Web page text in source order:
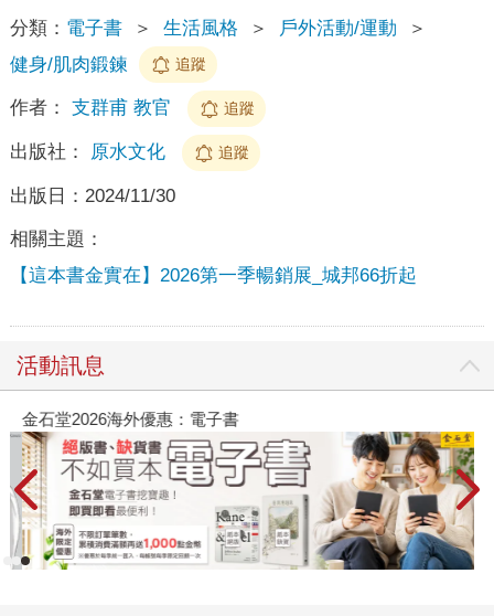
分類： 電子書 ＞ 生活風格 ＞ 戶外活動/運動
＞
健身/肌肉鍛鍊
追蹤
作者： 支群甫 教官 追蹤
出版社： 原水文化 追蹤
出版日： 2024/11/30
相關主題：
【這本書金實在】2026第一季暢銷展_城邦66折起
活動訊息
金石堂2026海外優惠：電子書